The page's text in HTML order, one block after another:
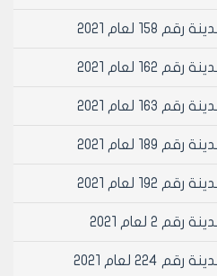
مدينة حلب وقدره
لصالح مجلس مدينة حلب
سند تعهد موثق لدى الكاتب
المؤقت .
لعام 2021
لعام 2021
لعام 2021
لعام 2021
لعام 2021
لعام 2021
لعام 2021